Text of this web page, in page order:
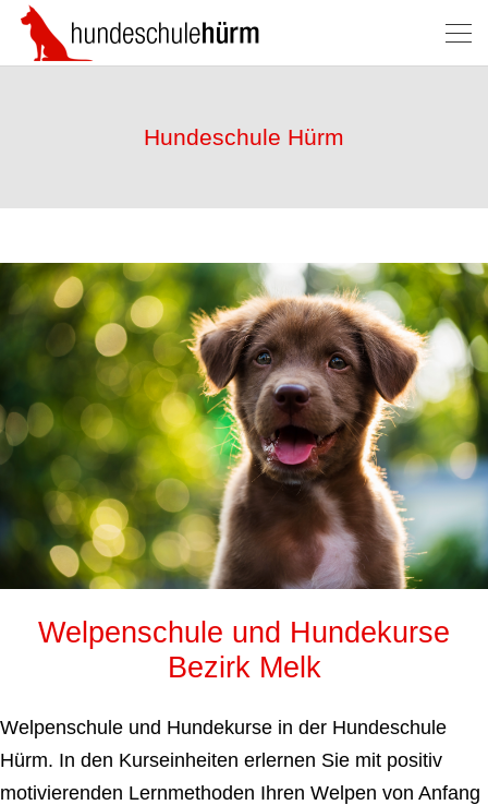
Hundeschule Hürm
Welpenschule und Hundekurse
Bezirk Melk
Welpenschule und Hundekurse in der Hundeschule
Hürm. In den Kurseinheiten erlernen Sie mit positiv
motivierenden Lernmethoden Ihren Welpen von Anfang